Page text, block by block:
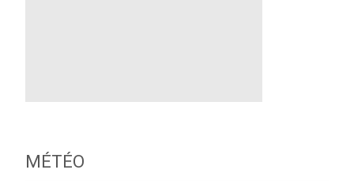
MÉTÉO